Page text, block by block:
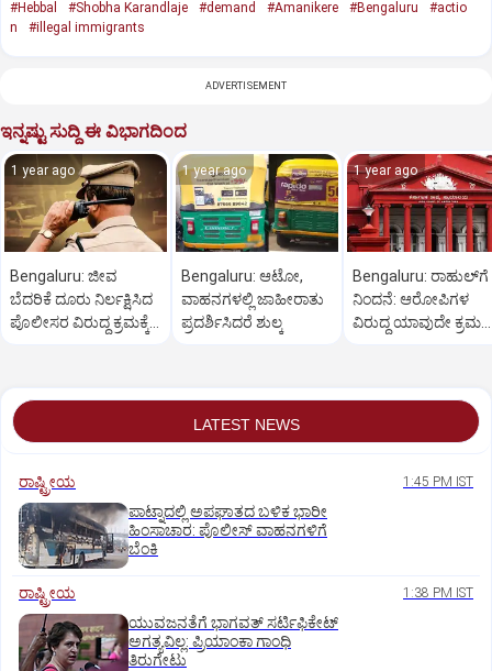
#Hebbal #Shobha Karandlaje #demand #Amanikere #Bengaluru
#actio
n
#illegal immigrants
ADVERTISEMENT
ಇನ್ನಷ್ಟು ಸುದ್ದಿ ಈ ವಿಭಾಗದಿಂದ
1 year ago
Bengaluru: ಜೀವ
ಬೆದರಿಕೆ ದೂರು ನಿರ್ಲಕ್ಷಿಸಿದ
ಪೊಲೀಸರ ವಿರುದ್ಧ ಕ್ರಮಕ್ಕೆ
1 year ago
Bengaluru: ಆಟೋ,
ವಾಹನಗಳಲ್ಲಿ ಜಾಹೀರಾತು
ಪ್ರದರ್ಶಿಸಿದರೆ ಶುಲ್ಕ
1 year ago
Bengaluru: ರಾಹುಲ್‌ಗೆ
ನಿಂದನೆ: ಆರೋಪಿಗಳ
ವಿರುದ್ಧ ಯಾವುದೇ ಕ್ರಮ
LATEST NEWS
ರಾಷ್ಟ್ರೀಯ 1:45 PM IST
ಪಾಟ್ನಾದಲ್ಲಿ ಅಪಘಾತದ ಬಳಿಕ ಭಾರೀ
ಹಿಂಸಾಚಾರ: ಪೊಲೀಸ್‌ ವಾಹನಗಳಿಗೆ
ಬೆಂಕಿ
ರಾಷ್ಟ್ರೀಯ 1:38 PM IST
ಯುವಜನತೆಗೆ ಭಾಗವತ್ ಸರ್ಟಿಫಿಕೇಟ್
ಅಗತ್ಯವಿಲ್ಲ: ಪ್ರಿಯಾಂಕಾ ಗಾಂಧಿ
ತಿರುಗೇಟು